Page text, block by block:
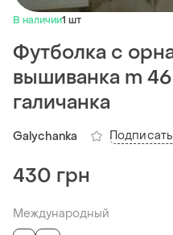
В наличии1 шт
Футболка с
вышиванка m
галичанка
Galychanka
430 грн
Международный